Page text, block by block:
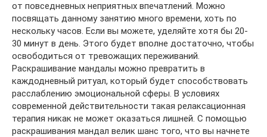
от повседневных неприятных впечатлений. Можно
посвящать данному занятию много времени, хоть по
нескольку часов. Если вы можете, уделяйте хотя бы 20-
30 минут в день. Этого будет вполне достаточно, чтобы
освободиться от тревожащих переживаний.
Раскрашивание мандалы можно превратить в
каждодневный ритуал, который будет способствовать
расслаблению эмоциональной сферы. В условиях
современной действительности такая релаксационная
терапия никак не может оказаться лишней. С помощью
раскрашивания мандал велик шанс того, что вы начнете